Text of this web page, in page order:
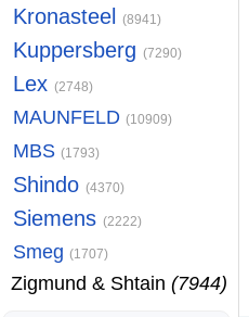
Kronasteel(8941)
Kuppersberg(7290)
Lex(2748)
MAUNFELD(10909)
MBS(1793)
Shindo(4370)
Siemens(2222)
Smeg(1707)
Zigmund & Shtain(7944)